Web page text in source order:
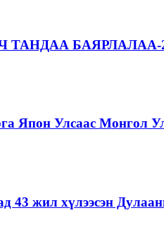
ТАНДАА
Япон Улсаас Монгол
43 жил хүлээсэн